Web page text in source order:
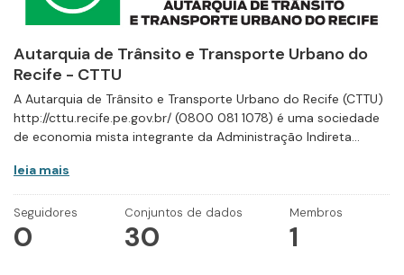
Autarquia de Trânsito e Transporte Urbano do
Recife - CTTU
A Autarquia de Trânsito e Transporte Urbano do Recife (CTTU)
http://cttu.recife.pe.gov.br/ (0800 081 1078) é uma sociedade
de economia mista integrante da Administração Indireta...
leia mais
Seguidores
0
Conjuntos de dados
30
Membros
1